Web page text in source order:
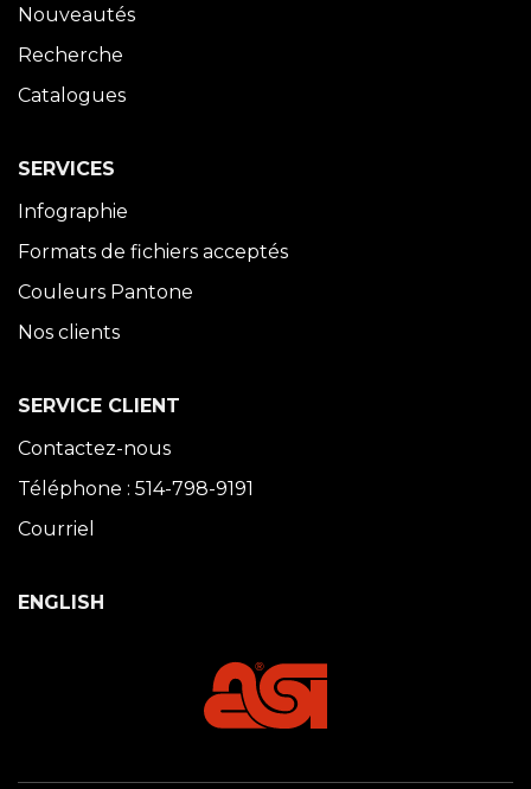
Nouveautés
Recherche
Catalogues
SERVICES
Infographie
Formats de fichiers acceptés
Couleurs Pantone
Nos clients
SERVICE CLIENT
Contactez-nous
Téléphone : 514-798-9191
Courriel
ENGLISH